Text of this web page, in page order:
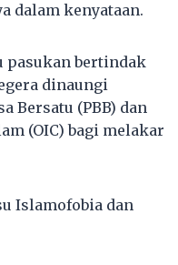
dalam kenyataan.
pasukan bertindak
dinaungi
Bersatu (PBB) dan
(OIC) bagi melakar
Islamofobia dan